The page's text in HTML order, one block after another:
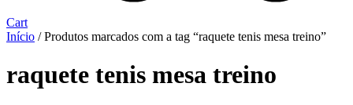
Cart
Início / Produtos marcados com a tag “raquete tenis mesa treino”
raquete tenis mesa treino